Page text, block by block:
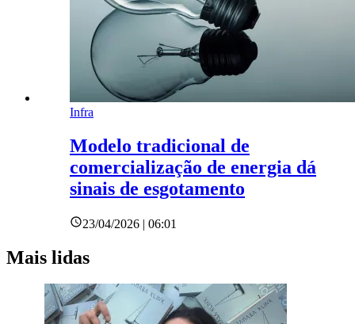
Infra
Modelo tradicional de
comercialização de energia dá
sinais de esgotamento
23/04/2026 | 06:01
Mais lidas